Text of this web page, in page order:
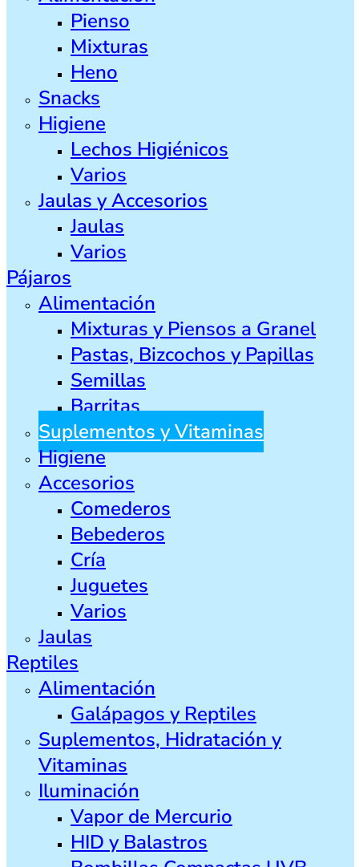
Pienso
Mixturas
Heno
Snacks
Higiene
Lechos Higiénicos
Varios
Jaulas y Accesorios
Jaulas
Varios
Pájaros
Alimentación
Mixturas y Piensos a Granel
Pastas, Bizcochos y Papillas
Semillas
Barritas
Suplementos y Vitaminas
Higiene
Accesorios
Comederos
Bebederos
Cría
Juguetes
Varios
Jaulas
Reptiles
Alimentación
Galápagos y Reptiles
Suplementos, Hidratación y
Vitaminas
Iluminación
Vapor de Mercurio
HID y Balastros